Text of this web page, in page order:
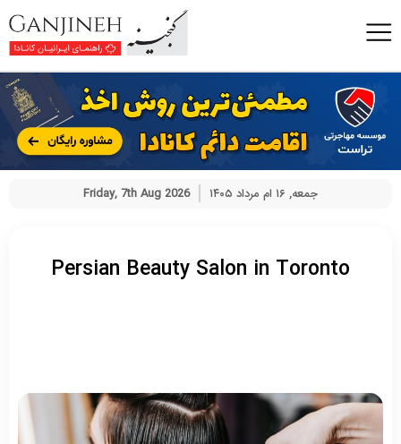
جمعه, ۱۶ ام مرداد ۱۴۰۵ Friday, 7th Aug 2026
Persian Beauty Salon in Toronto